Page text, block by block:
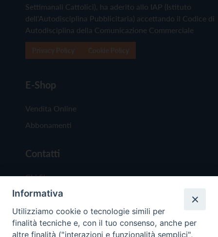
Settimanali Cattolici), ha aderito allo IAP (Istituto
dell'Autodisciplina Pubblicitaria) accettando il Codice di
Autodisciplina della Comunicazione Commerciale
E-Shop
Vendita Online
Abbonamenti
Contatti
Chi Siamo
Redazione
Scrivici
Informativa
Utilizziamo cookie o tecnologie simili per
finalità tecniche e, con il tuo consenso, anche per
altre finalità ("interazioni e funzionalità semplici",